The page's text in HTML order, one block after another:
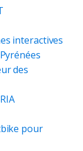
interactives
des
pour